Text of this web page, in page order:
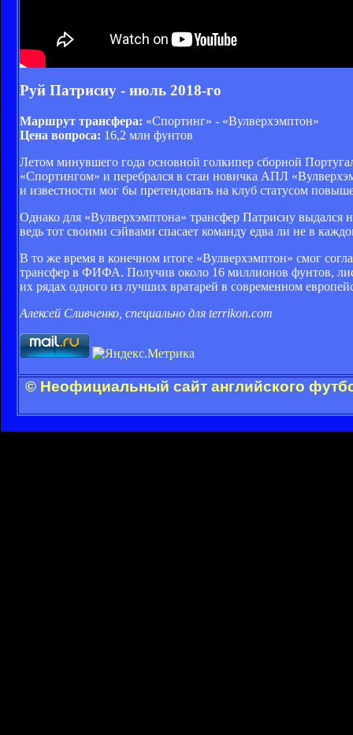
Руй Патрисиу - июль 2018-го
Маршрут трансфера: «Спортинг» - «Вулверхэмптон»
Цена вопроса: 16,2 млн фунтов
Летом минувшего года основной голкипер сборной
«Спортингом» и перебрался в стан новичка АПЛ
и известности мог бы претендовать на клуб статусом
Однако для «Вулверхэмптона» трансфер Патрисиу выдался
ведь тот своими сэйвами спасает команду едва ли не в
В то же время в конечном итоге «Вулверхэмптон» смог
трансфер в ФИФА. Получив около 16 миллионов фунтов,
их рядах одного из лучших вратарей в современном
Алексей Сливченко, специально для terrikon.com
© Неофициальный сайт английского